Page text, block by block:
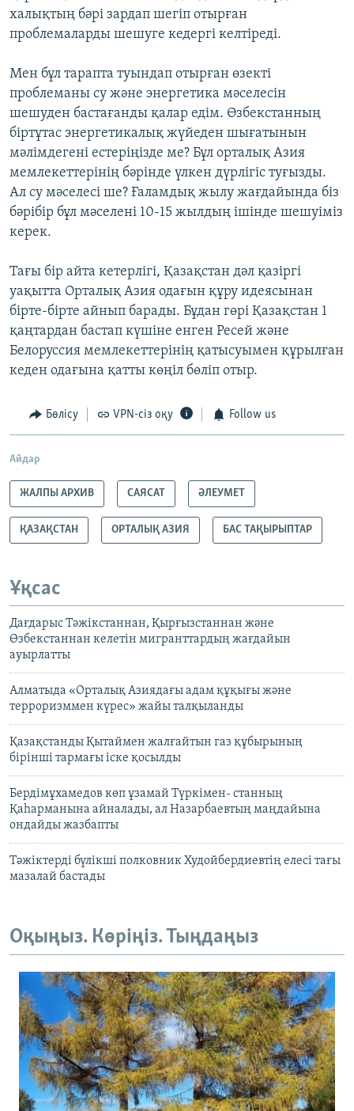
халықтың бәрі зардап шегіп отырған
проблемаларды шешуге кедергі келтіреді.
Мен бұл тарапта туындап отырған өзекті
проблеманы су және энергетика мәселесін
шешуден бастағанды қалар едім. Өзбекстанның
біртұтас энергетикалық жүйеден шығатынын
мәлімдегені естеріңізде ме? Бұл орталық Азия
мемлекеттерінің бәрінде үлкен дүрлігіс туғызды.
Ал су мәселесі ше? Ғаламдық жылу жағдайында біз
бәрібір бұл мәселені 10-15 жылдың ішінде шешуіміз
керек.
Тағы бір айта кетерлігі, Қазақстан дәл қазіргі
уақытта Орталық Азия одағын құру идеясынан
бірте-бірте айнып барады. Бұдан гөрі Қазақстан 1
қаңтардан бастап күшіне енген Ресей және
Белоруссия мемлекеттерінің қатысуымен құрылған
кеден одағына қатты көңіл бөліп отыр.
Бөлісу VPN-сіз оқу Follow us
Айдар
ЖАЛПЫ АРХИВ САЯСАТ ӘЛЕУМЕТ
ҚАЗАҚСТАН ОРТАЛЫҚ АЗИЯ БАС ТАҚЫРЫПТАР
Ұқсас
Дағдарыс Тәжікстаннан, Қырғызстаннан және
Өзбекстаннан келетін мигранттардың жағдайын
ауырлатты
Алматыда «Орталық Азиядағы адам құқығы және
терроризммен күрес» жайы талқыланды
Қазақстанды Қытаймен жалғайтын газ құбырының
бірінші тармағы іске қосылды
Бердімұхамедов көп ұзамай Түркімен- станның
Қаһарманына айналады, ал Назарбаевтың маңдайына
ондайды жазбапты
Тәжіктерді бүлікші полковник Худойбердиевтің елесі тағы
мазалай бастады
Оқыңыз. Көріңіз. Тыңдаңыз